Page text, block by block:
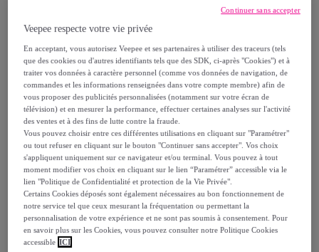
Un aperçu de notre collection
Catégorie Trier par
Veepee respecte votre vie privée
En acceptant, vous autorisez Veepee et ses partenaires à utiliser des traceurs (tels
que des cookies ou d'autres identifiants tels que des SDK, ci-après "Cookies") et à
traiter vos données à caractère personnel (comme vos données de navigation, de
commandes et les informations renseignées dans votre compte membre) afin de
vous proposer des publicités personnalisées (notamment sur votre écran de
télévision) et en mesurer la performance, effectuer certaines analyses sur l'activité
des ventes et à des fins de lutte contre la fraude.
Vous pouvez choisir entre ces différentes utilisations en cliquant sur "Paramétrer"
ou tout refuser en cliquant sur le bouton "Continuer sans accepter". Vos choix
s'appliquent uniquement sur ce navigateur et/ou terminal. Vous pouvez à tout
moment modifier vos choix en cliquant sur le lien “Paramétrer” accessible via le
lien "Politique de Confidentialité et protection de la Vie Privée".
Certains Cookies déposés sont également nécessaires au bon fonctionnement de
notre service tel que ceux mesurant la fréquentation ou permettant la
personnalisation de votre expérience et ne sont pas soumis à consentement. Pour
en savoir plus sur les Cookies, vous pouvez consulter notre Politique Cookies
accessible ICI
Continuer sans accepter